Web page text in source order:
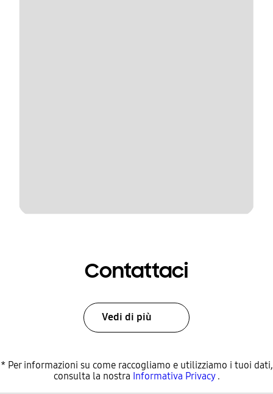
Contattaci
Vedi di più
* Per informazioni su come raccogliamo e utilizziamo i tuoi dati,
consulta la nostra Informativa Privacy.